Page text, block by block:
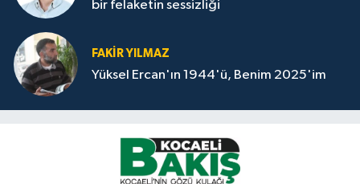
bir felaketin sessizliği
FAKİR YILMAZ
Yüksel Ercan'ın 1944'ü, Benim 2025'im